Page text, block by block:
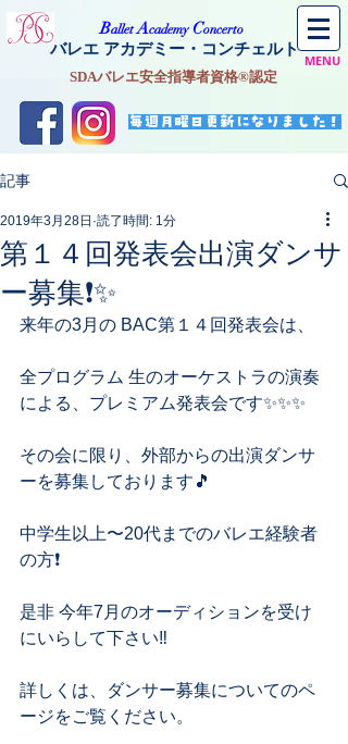
​BalletAcademyConcerto
バレエ アカデミー・コンチェルト
MENU
SDAバレエ安全指導者資格®認定
毎週月曜日更新になりました！
記事
第１４回発表会出演ダンサ
ー募集❗️✨
2019年3月28日 読了時間: 1分
来年の3月の BAC第１４回発表会は、
全プログラム 生のオーケストラの演奏
による、プレミアム発表会です✨✨✨
その会に限り、外部からの出演ダンサ
ーを募集しております🎵
中学生以上〜20代までのバレエ経験者
の方❗️
是非 今年7月のオーディションを受け
にいらして下さい‼︎
詳しくは、ダンサー募集についてのペ
ージをご覧ください。